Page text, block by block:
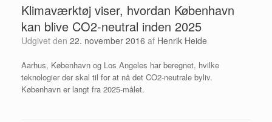
Klimaværktøj viser, hvordan København
kan blive CO2-neutral inden 2025
Udgivet den 22. november 2016 af Henrik Heide
Aarhus, København og Los Angeles har beregnet, hvilke
teknologier der skal til for at nå det CO2-neutrale byliv.
København er langt fra 2025-målet.